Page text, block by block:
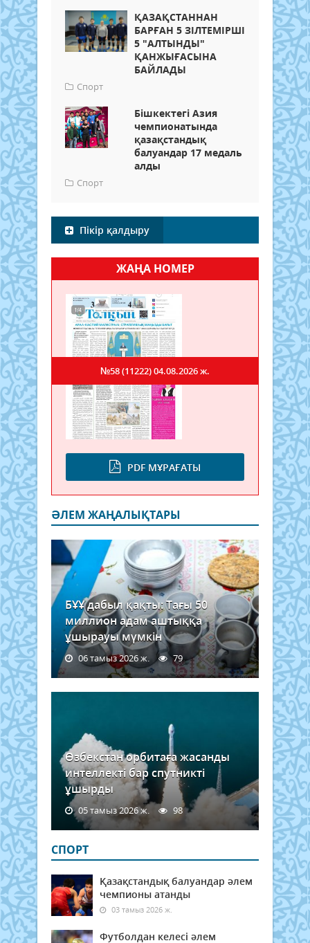
ҚАЗАҚСТАННАН
БАРҒАН 5 ЗІЛТЕМІРШІ
5 "АЛТЫНДЫ"
ҚАНЖЫҒАСЫНА
БАЙЛАДЫ
Спорт
Бішкектегі Азия
чемпионатында
қазақстандық
балуандар 17 медаль
алды
Спорт
Пікір қалдыру
ЖАҢА НОМЕР
PDF МҰРАҒАТЫ
№58 (11222)04.08.2026 ж.
ӘЛЕМ ЖАҢАЛЫҚТАРЫ
БҰҰ дабыл қақты: Тағы 50
миллион адам аштыққа
ұшырауы мүмкін
06 тамыз 2026 ж. 79
Өзбекстан орбитаға жасанды
интеллекті бар спутникті
ұшырды
05 тамыз 2026 ж. 98
СПОРТ
Қазақстандық балуандар әлем
чемпионы атанды
03 тамыз 2026 ж.
Футболдан келесі әлем